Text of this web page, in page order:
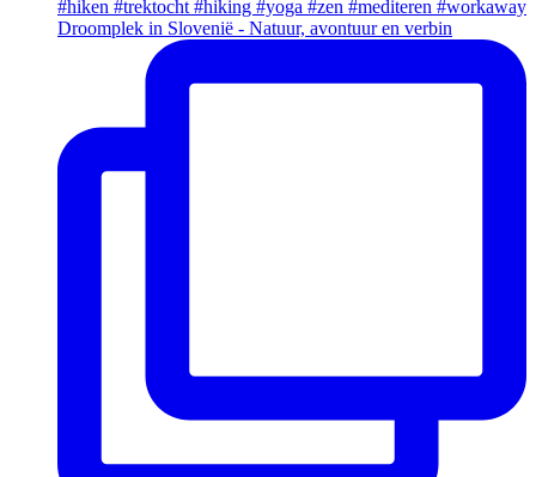
Droomplek in Slovenië - Natuur, avontuur en verbin